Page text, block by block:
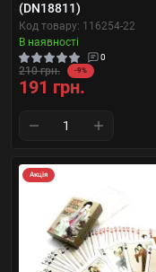
(DN18811)
Код товару: 116254-22
В наявності
0
210 грн. -9%
191 грн.
Акція